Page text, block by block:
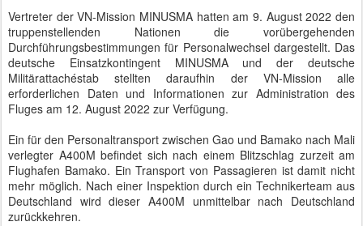
Vertreter der VN-Mission MINUSMA hatten am 9. August 2022 den
truppenstellenden Nationen die vorübergehenden
Durchführungsbestimmungen für Personalwechsel dargestellt. Das
deutsche Einsatzkontingent MINUSMA und der deutsche
Militärattachéstab stellten daraufhin der VN-Mission alle
erforderlichen Daten und Informationen zur Administration des
Fluges am 12. August 2022 zur Verfügung.
Ein für den Personaltransport zwischen Gao und Bamako nach Mali
verlegter A400M befindet sich nach einem Blitzschlag zurzeit am
Flughafen Bamako. Ein Transport von Passagieren ist damit nicht
mehr möglich. Nach einer Inspektion durch ein Technikerteam aus
Deutschland wird dieser A400M unmittelbar nach Deutschland
zurückkehren.